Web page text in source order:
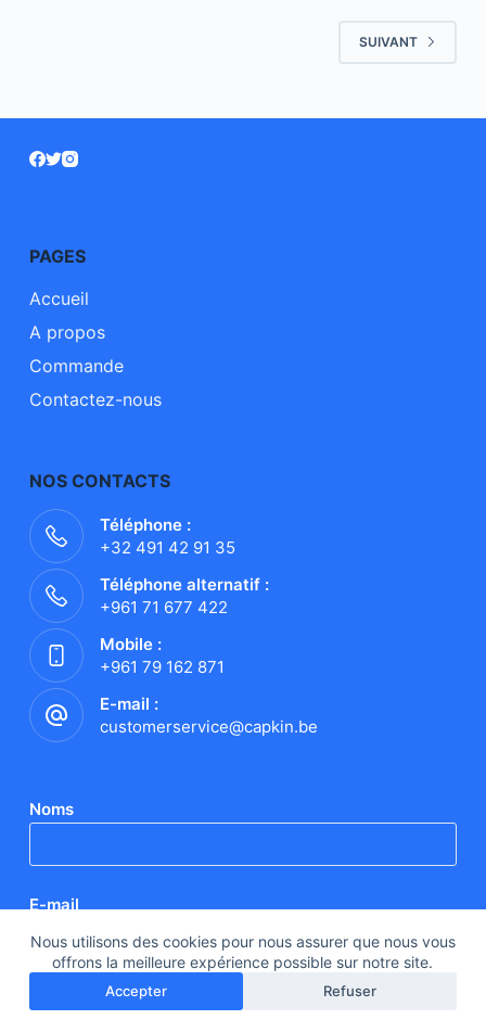
Nous utilisons des cookies pour nous assurer que nous vous
offrons la meilleure expérience possible sur notre site.
Accepter Refuser
SUIVANT
PAGES
Accueil
A propos
Commande
Contactez-nous
NOS CONTACTS
Téléphone :
+32 491 42 91 35
Téléphone alternatif :
+961 71 677 422
Mobile :
+961 79 162 871
E-mail :
customerservice@capkin.be
Noms
E-mail